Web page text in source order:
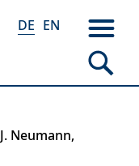
DE EN
J. Neumann